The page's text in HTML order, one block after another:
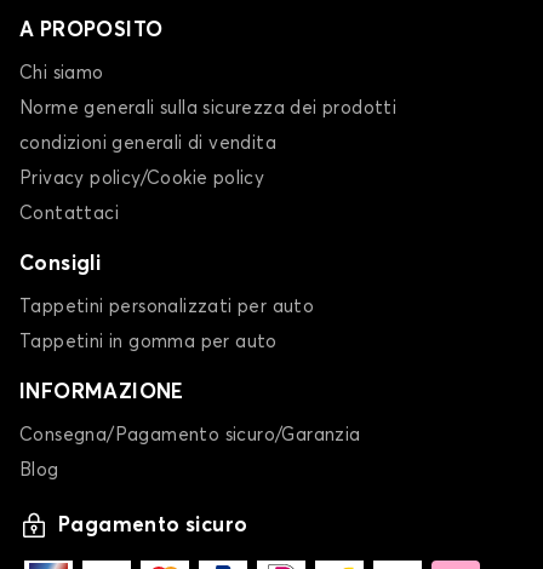
A PROPOSITO
Chi siamo
Norme generali sulla sicurezza dei prodotti
condizioni generali di vendita
Privacy policy/Cookie policy
Contattaci
Consigli
Tappetini personalizzati per auto
Tappetini in gomma per auto
INFORMAZIONE
Consegna/Pagamento sicuro/Garanzia
Blog
Pagamento sicuro